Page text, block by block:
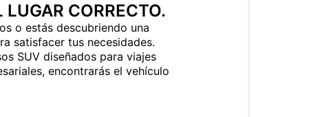
CORRECTO.
o estás descubriendo una
satisfacer tus necesidades.
SUV diseñados para viajes
encontrarás el vehículo